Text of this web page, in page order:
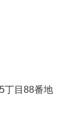
丁目88番地